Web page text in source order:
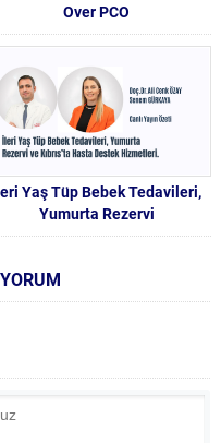
Over PCO
Yaş Tüp Bebek Tedavileri,
Yumurta Rezervi